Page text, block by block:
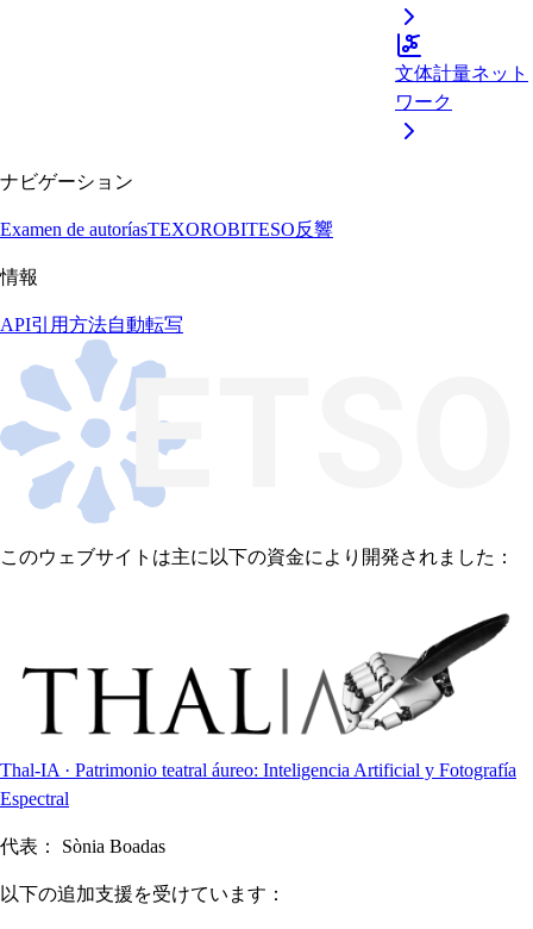
文体計量ネット
ワーク
ナビゲーション
Examen de autoríasTEXOROBITESO反響
情報
API引用方法自動転写
このウェブサイトは主に以下の資金により開発されました：
Thal-IA · Patrimonio teatral áureo: Inteligencia Artificial y Fotografía
Espectral
代表： Sònia Boadas
以下の追加支援を受けています：